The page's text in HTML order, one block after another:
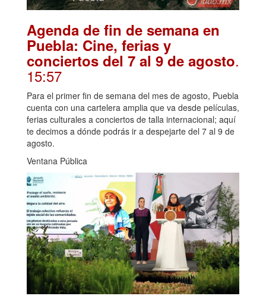
Agenda de fin de semana en
Puebla: Cine, ferias y
conciertos del 7 al 9 de agosto.
15:57
Para el primer fin de semana del mes de agosto, Puebla
cuenta con una cartelera amplia que va desde películas,
ferias culturales a conciertos de talla internacional; aquí
te decimos a dónde podrás ir a despejarte del 7 al 9 de
agosto.
Ventana Pública